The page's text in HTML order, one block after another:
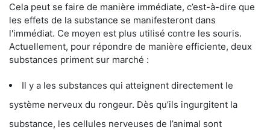
Cela peut se faire de manière immédiate, c’est-à-dire que
les effets de la substance se manifesteront dans
l'immédiat. Ce moyen est plus utilisé contre les souris.
Actuellement, pour répondre de manière efficiente, deux
substances priment sur marché :
Il y a les substances qui atteignent directement le
système nerveux du rongeur. Dès qu’ils ingurgitent la
substance, les cellules nerveuses de l’animal sont